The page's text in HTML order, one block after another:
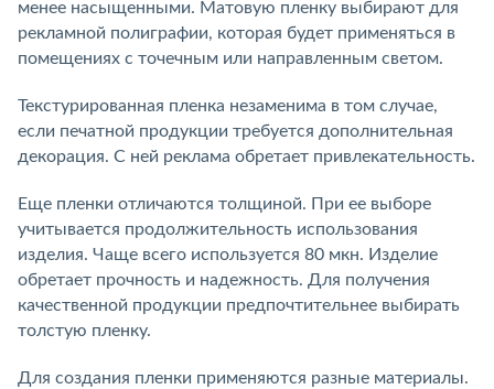
менее насыщенными. Матовую пленку выбирают для
рекламной полиграфии, которая будет применяться в
помещениях с точечным или направленным светом.
Текстурированная пленка незаменима в том случае,
если печатной продукции требуется дополнительная
декорация. С ней реклама обретает привлекательность.
Еще пленки отличаются толщиной. При ее выборе
учитывается продолжительность использования
изделия. Чаще всего используется 80 мкн. Изделие
обретает прочность и надежность. Для получения
качественной продукции предпочтительнее выбирать
толстую пленку.
Для создания пленки применяются разные материалы.